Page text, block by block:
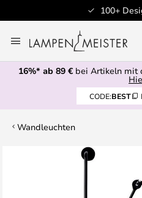
100+
Inhalt
springen
16%* ab 89 € bei Artikeln mit
CODE:BEST
Wandleuchten